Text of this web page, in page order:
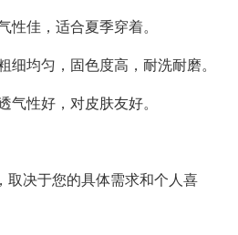
佳，适合夏季穿着。
细均匀，固色度高，耐洗耐磨。
气性好，对皮肤友好。
取决于您的具体需求和个人喜